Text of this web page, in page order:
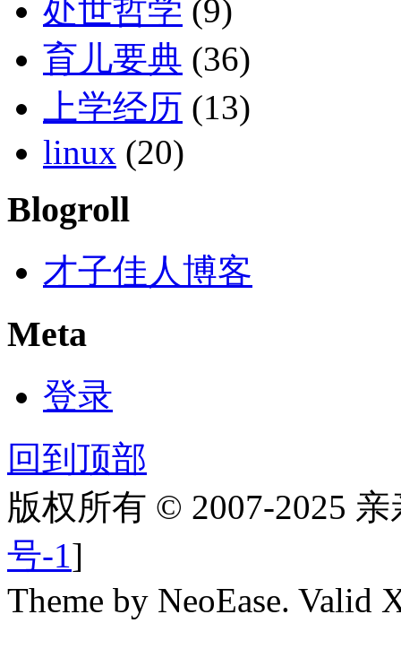
处世哲学 (9)
育儿要典 (36)
上学经历 (13)
linux (20)
Blogroll
才子佳人博客
Meta
登录
回到顶部
版权所有 © 2007-2025
号-1]
Theme by NeoEase. Valid